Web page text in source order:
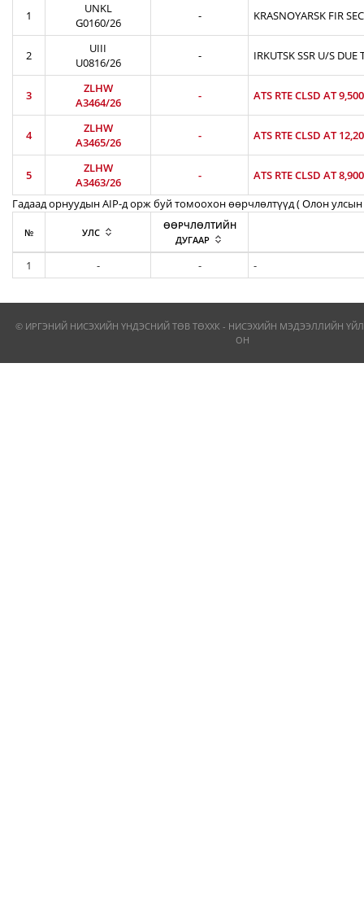
1
UNKL
G0160/26
- KRASNOYARSK FIR
2
UIII
U0816/26
- IRKUTSK SSR U/S DUE
3
ZLHW
A3464/26
- ATS RTE CLSD AT
4
ZLHW
A3465/26
- ATS RTE CLSD AT
5
ZLHW
A3463/26
-
ATS RTE CLSD AT
Гадаад орнуудын AIP-д орж буй томоохон өөрчлөлтүүд ( Олон улсын
№ УЛС
ӨӨРЧЛӨЛТИЙН
ДУГААР
1 - - -
© ИРГЭНИЙ НИСЭХИЙН ҮНДЭСНИЙ ТӨВ ТӨХХК - НИСЭХИЙН МЭДЭЭЛЛИЙН
ОН